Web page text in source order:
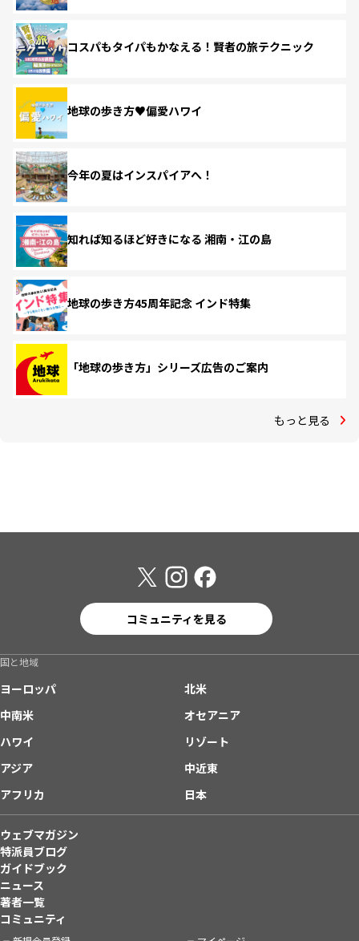
コスパもタイパもかなえる！賢者の旅テクニック
地球の歩き方♥偏愛ハワイ
今年の夏はインスパイアへ！
知れば知るほど好きになる 湘南・江の島
地球の歩き方45周年記念 インド特集
「地球の歩き方」シリーズ広告のご案内
もっと見る
コミュニティを見る
国と地域
ヨーロッパ
北米
中南米
オセアニア
ハワイ
リゾート
アジア
中近東
アフリカ
日本
ウェブマガジン
特派員ブログ
ガイドブック
ニュース
著者一覧
コミュニティ